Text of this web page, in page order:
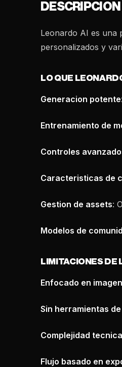
Leonardo AI es una
personalizados y
LO QUE
Generacion potente
Entrenamiento de
Controles
Caracteristicas de
Gestion de assets:
Modelos de
LIMITACIONES DE
Enfocado en
Sin herramientas
Complejidad tecnica
Flujo basado en